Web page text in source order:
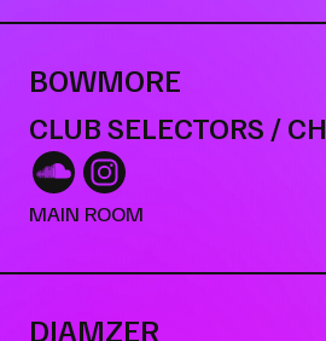
BOWMORE
CLUB SELECTORS / CH
MAIN ROOM
DJAMZER